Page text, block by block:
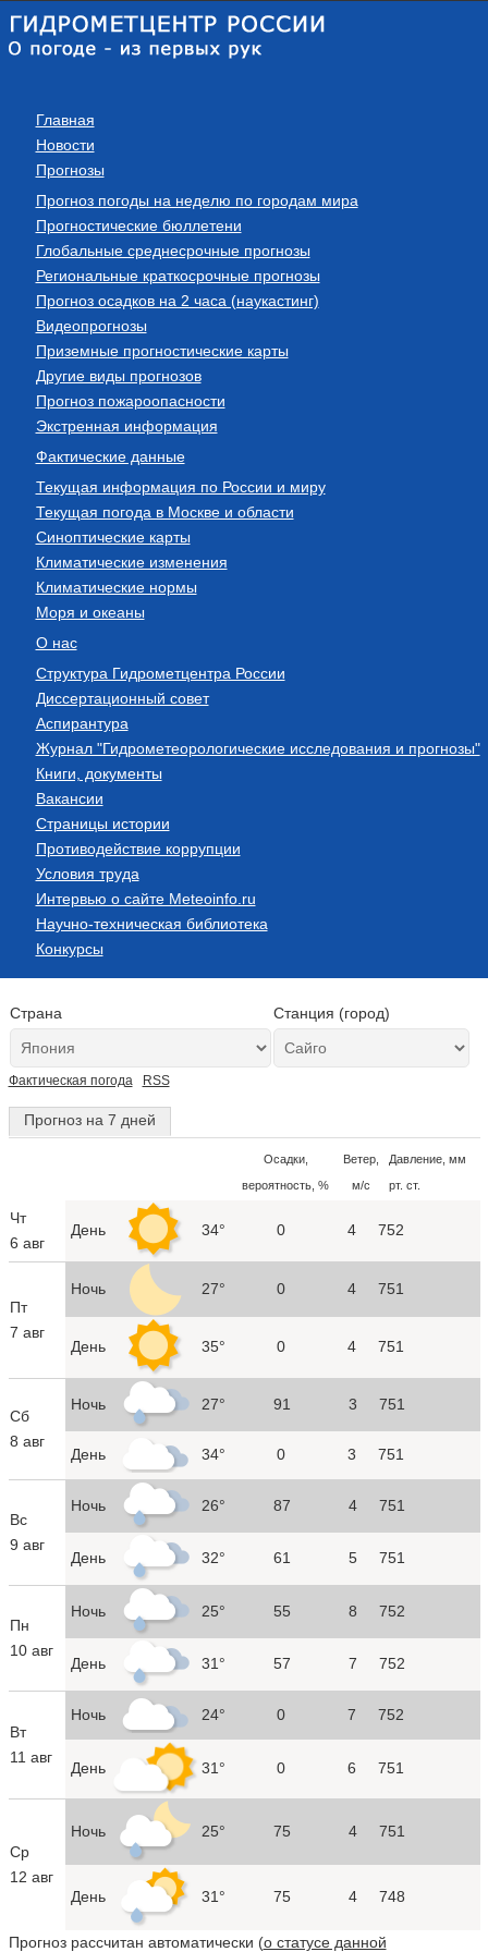
Главная
Новости
Прогнозы
Прогноз погоды на неделю по городам мира
Прогностические бюллетени
Глобальные среднесрочные прогнозы
Региональные краткосрочные прогнозы
Прогноз осадков на 2 часа (наукастинг)
Видеопрогнозы
Приземные прогностические карты
Другие виды прогнозов
Прогноз пожароопасности
Экстренная информация
Фактические данные
Текущая информация по России и миру
Текущая погода в Москве и области
Синоптические карты
Климатические изменения
Климатические нормы
Моря и океаны
О нас
Структура Гидрометцентра России
Диссертационный совет
Аспирантура
Журнал "Гидрометеорологические исследования и прогнозы"
Книги, документы
Вакансии
Страницы истории
Противодействие коррупции
Условия труда
Интервью о сайте Meteoinfo.ru
Научно-техническая библиотека
Конкурсы
Страна Станция (город)
Фактическая погода RSS
Прогноз на 7 дней
Осадки,
вероятность, %
Ветер,
м/с
Давление, мм
рт. ст.
Чт
6 авг
День 34° 0 4 752
Пт
7 авг
Ночь 27° 0 4 751
День 35° 0 4 751
Сб
8 авг
Ночь 27° 91 3 751
День 34° 0 3 751
Вс
9 авг
Ночь 26° 87 4 751
День 32° 61 5 751
Пн
10 авг
Ночь 25° 55 8 752
День 31° 57 7 752
Вт
11 авг
Ночь 24° 0 7 752
День 31° 0 6 751
Ср
12 авг
Ночь 25° 75 4 751
День 31° 75 4 748
Прогноз рассчитан автоматически (о статусе данной